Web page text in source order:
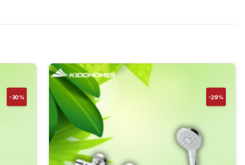
-30% -29%